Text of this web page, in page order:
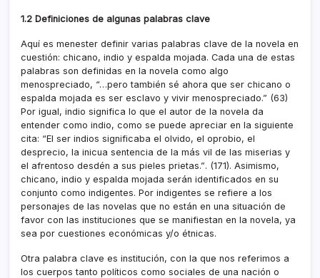
1.2 Definiciones de algunas palabras clave
Aquí­ es menester definir varias palabras clave de la novela en
cuestión: chicano, indio y espalda mojada. Cada una de estas
palabras son definidas en la novela como algo
menospreciado, “…pero también sé ahora que ser chicano o
espalda mojada es ser esclavo y vivir menospreciado.” (63)
Por igual, indio significa lo que el autor de la novela da
entender como indio, como se puede apreciar en la siguiente
cita: “El ser indios significaba el olvido, el oprobio, el
desprecio, la inicua sentencia de la más vil de las miserias y
el afrentoso desdén a sus pieles prietas.”. (171). Asimismo,
chicano, indio y espalda mojada serán identificados en su
conjunto como indigentes. Por indigentes se refiere a los
personajes de las novelas que no están en una situación de
favor con las instituciones que se manifiestan en la novela, ya
sea por cuestiones económicas y/o étnicas.
Otra palabra clave es institución, con la que nos referimos a
los cuerpos tanto polí­ticos como sociales de una nación o